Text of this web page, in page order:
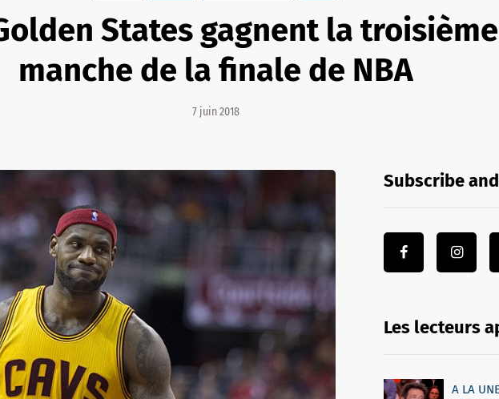
States gagnent la troisième
manche de la finale de NBA
7 juin 2018
Subscribe
Les lecteurs
A LA